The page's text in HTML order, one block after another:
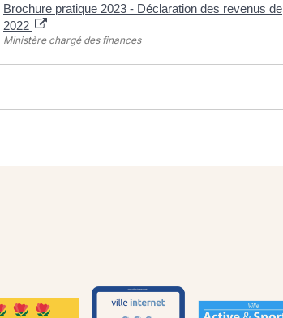
Brochure pratique 2023 - Déclaration des revenus de
2022
Ministère chargé des finances